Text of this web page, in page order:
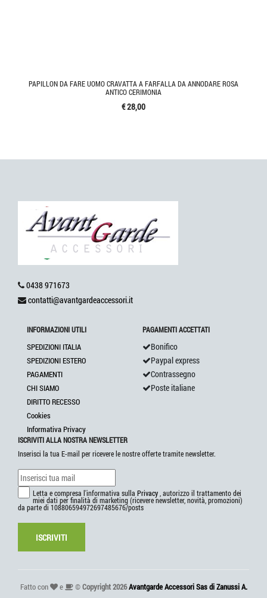
PAPILLON DA FARE UOMO CRAVATTA A FARFALLA DA ANNODARE ROSA
ANTICO CERIMONIA
€ 28,00
0438 971673
contatti@avantgardeaccessori.it
INFORMAZIONI UTILI
SPEDIZIONI ITALIA
SPEDIZIONI ESTERO
PAGAMENTI
CHI SIAMO
DIRITTO RECESSO
Cookies
Informativa Privacy
PAGAMENTI ACCETTATI
Bonifico
Paypal express
Contrassegno
Poste italiane
ISCRIVITI ALLA NOSTRA NEWSLETTER
Inserisci la tua E-mail per ricevere le nostre offerte tramite newsletter.
Letta e compresa l'informativa sulla Privacy , autorizzo il trattamento dei
miei dati per finalità di marketing (ricevere newsletter, novità, promozioni)
da parte di 108806594972697485676/posts
ISCRIVITI
Fatto con e ©Copyright 2026Avantgarde Accessori Sas di Zanussi A.